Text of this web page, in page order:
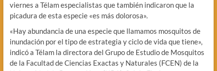
viernes a Télam especialistas que también indicaron que la
picadura de esta especie «es más dolorosa».
«Hay abundancia de una especie que llamamos mosquitos de
inundación por el tipo de estrategia y ciclo de vida que tiene»,
indicó a Télam la directora del Grupo de Estudio de Mosquitos
de la Facultad de Ciencias Exactas y Naturales (FCEN) de la